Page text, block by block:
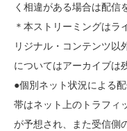
く相違がある場合は配信
＊本ストリーミングはラ
リジナル・コンテンツ以
についてはアーカイブは
●個別ネット状況による
帯はネット上のトラフィ
が予想され、また受信側